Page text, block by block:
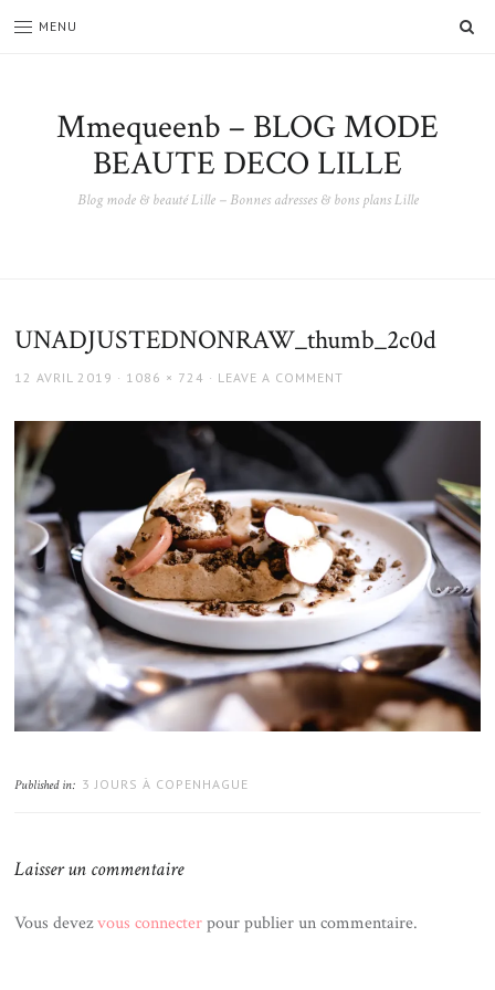
MENU
Mmequeenb – BLOG MODE
BEAUTE DECO LILLE
Blog mode & beauté Lille – Bonnes adresses & bons plans Lille
UNADJUSTEDNONRAW_thumb_2c0d
POSTED
12 AVRIL 2019
FULL
1086 × 724 LEAVE A COMMENT
Published in: 3 JOURS À COPENHAGUE
Laisser un commentaire
Vous devezvous connecterpour publier un commentaire.